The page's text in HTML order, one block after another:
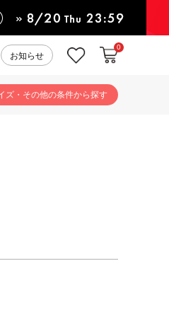
お知らせ お気に入りカートに入
0
ズ・その他の条件から探す